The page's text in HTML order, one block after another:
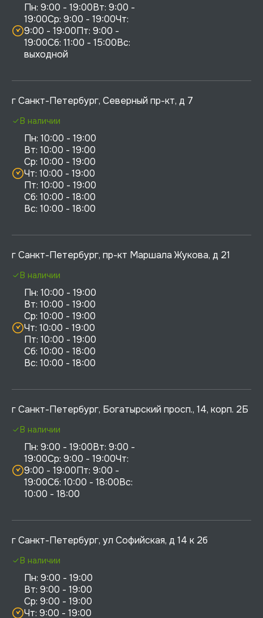
Пн: 9:00 - 19:00Вт: 9:00 -
19:00Ср: 9:00 - 19:00Чт:
9:00 - 19:00Пт: 9:00 -
19:00Сб: 11:00 - 15:00Вс:
выходной
г Санкт-Петербург, Северный пр-кт, д 7
Пн: 10:00 - 19:00
Вт: 10:00 - 19:00
Ср: 10:00 - 19:00
Чт: 10:00 - 19:00
Пт: 10:00 - 19:00
Сб: 10:00 - 18:00
В наличии
г Санкт-Петербург, пр-кт Маршала Жукова, д 21
Пн: 10:00 - 19:00
Вт: 10:00 - 19:00
Ср: 10:00 - 19:00
Чт: 10:00 - 19:00
Пт: 10:00 - 19:00
Сб: 10:00 - 18:00
В наличии
г Санкт-Петербург, Богатырский просп., 14, корп. 2Б
Пн: 9:00 - 19:00Вт: 9:00 -
19:00Ср: 9:00 - 19:00Чт:
9:00 - 19:00Пт: 9:00 -
19:00Сб: 10:00 - 18:00Вс:
10:00 - 18:00
В наличии
г Санкт-Петербург, ул Софийская, д 14 к 2б
Пн: 9:00 - 19:00
Вт: 9:00 - 19:00
Ср: 9:00 - 19:00
Чт: 9:00 - 19:00
В наличии